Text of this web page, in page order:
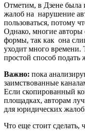
Отметим, в Дзене была
жалоб на нарушение
пользоваться, потому
Однако, многие авторы
формы, так как она
уходит много времени.
простой способ подать
Важно: пока
заимствованные
Если скопированный
площадках, авторам
для юридических
Что еще стоит сделать,